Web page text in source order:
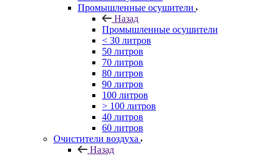
Промышленные осушители
Назад
Промышленные осушители
< 30 литров
50 литров
70 литров
80 литров
90 литров
100 литров
> 100 литров
40 литров
60 литров
Очистители воздуха
Назад